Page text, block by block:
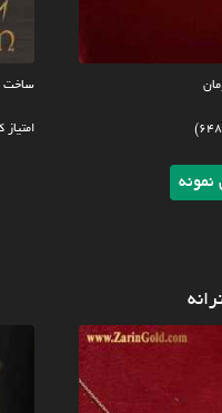
ساخت با
امتیاز